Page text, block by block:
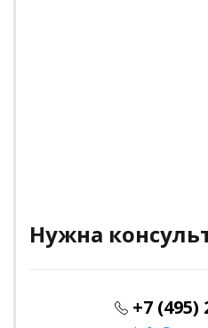
Нужна
+7 (495)